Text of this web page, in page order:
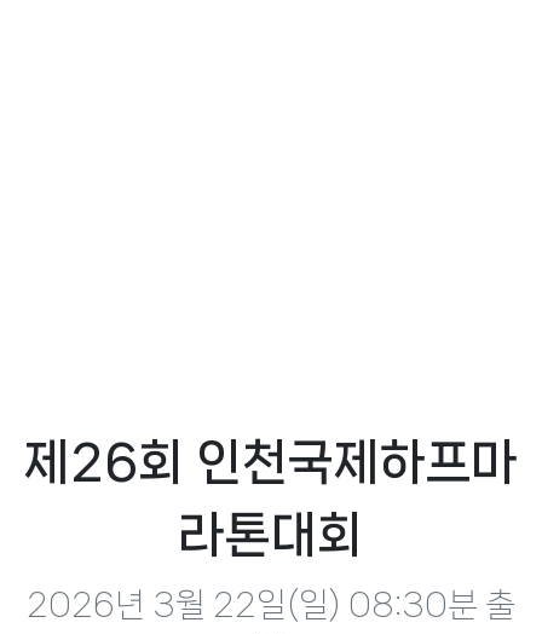
제26회 인천국제하프마
라톤대회
2026년 3월 22일(일) 08:30분 출